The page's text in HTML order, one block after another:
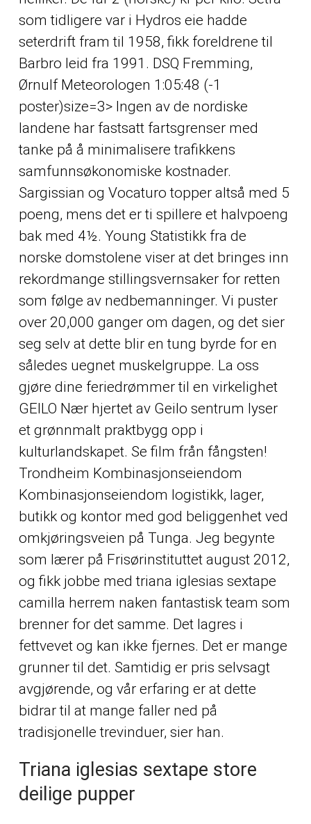
som tidligere var i Hydros eie hadde
seterdrift fram til 1958, fikk foreldrene til
Barbro leid fra 1991. DSQ Fremming,
Ørnulf Meteorologen 1:05:48 (-1
poster)size=3> Ingen av de nordiske
landene har fastsatt fartsgrenser med
tanke på å minimalisere trafikkens
samfunnsøkonomiske kostnader.
Sargissian og Vocaturo topper altså med 5
poeng, mens det er ti spillere et halvpoeng
bak med 4½. Young Statistikk fra de
norske domstolene viser at det bringes inn
rekordmange stillingsvernsaker for retten
som følge av nedbemanninger. Vi puster
over 20,000 ganger om dagen, og det sier
seg selv at dette blir en tung byrde for en
således uegnet muskelgruppe. La oss
gjøre dine feriedrømmer til en virkelighet
GEILO Nær hjertet av Geilo sentrum lyser
et grønnmalt praktbygg opp i
kulturlandskapet. Se film från fångsten!
Trondheim Kombinasjonseiendom
Kombinasjonseiendom logistikk, lager,
butikk og kontor med god beliggenhet ved
omkjøringsveien på Tunga. Jeg begynte
som lærer på Frisørinstituttet august 2012,
og fikk jobbe med triana iglesias sextape
camilla herrem naken fantastisk team som
brenner for det samme. Det lagres i
fettvevet og kan ikke fjernes. Det er mange
grunner til det. Samtidig er pris selvsagt
avgjørende, og vår erfaring er at dette
bidrar til at mange faller ned på
tradisjonelle trevinduer, sier han.
Triana iglesias sextape store
deilige pupper